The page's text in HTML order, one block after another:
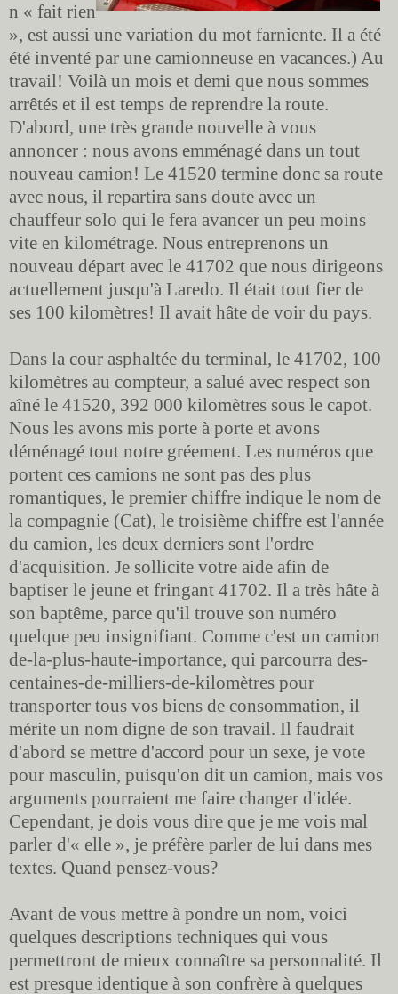
n « fait rien
», est aussi une variation du mot farniente. Il a été
été inventé par une camionneuse en vacances.) Au
travail! Voilà un mois et demi que nous sommes
arrêtés et il est temps de reprendre la route.
D'abord, une très grande nouvelle à vous
annoncer : nous avons emménagé dans un tout
nouveau camion! Le 41520 termine donc sa route
avec nous, il repartira sans doute avec un
chauffeur solo qui le fera avancer un peu moins
vite en kilométrage. Nous entreprenons un
nouveau départ avec le 41702 que nous dirigeons
actuellement jusqu'à Laredo. Il était tout fier de
ses 100 kilomètres! Il avait hâte de voir du pays.
Dans la cour asphaltée du terminal, le 41702, 100
kilomètres au compteur, a salué avec respect son
aîné le 41520, 392 000 kilomètres sous le capot.
Nous les avons mis porte à porte et avons
déménagé tout notre gréement. Les numéros que
portent ces camions ne sont pas des plus
romantiques, le premier chiffre indique le nom de
la compagnie (Cat), le troisième chiffre est l'année
du camion, les deux derniers sont l'ordre
d'acquisition. Je sollicite votre aide afin de
baptiser le jeune et fringant 41702. Il a très hâte à
son baptême, parce qu'il trouve son numéro
quelque peu insignifiant. Comme c'est un camion
de-la-plus-haute-importance, qui parcourra des-
centaines-de-milliers-de-kilomètres pour
transporter tous vos biens de consommation, il
mérite un nom digne de son travail. Il faudrait
d'abord se mettre d'accord pour un sexe, je vote
pour masculin, puisqu'on dit un camion, mais vos
arguments pourraient me faire changer d'idée.
Cependant, je dois vous dire que je me vois mal
parler d'« elle », je préfère parler de lui dans mes
textes. Quand pensez-vous?
Avant de vous mettre à pondre un nom, voici
quelques descriptions techniques qui vous
permettront de mieux connaître sa personnalité. Il
est presque identique à son confrère à quelques